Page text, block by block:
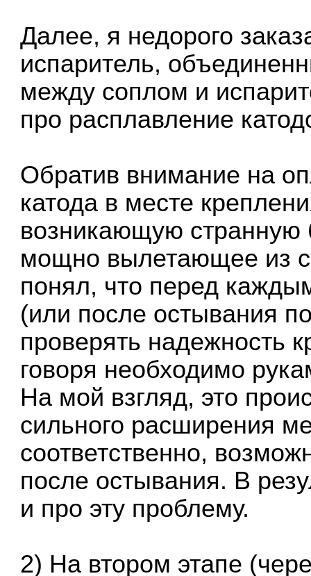
Далее, я недорого
испаритель,
между соплом и
про расплавление
Обратив внимание на
катода в месте
возникающую странную
мощно вылетающее из
понял, что перед
(или после остывания
проверять надежность
говоря необходимо
На мой взгляд, это
сильного расширения
соответственно,
после остывания. В
и про эту проблему.
2) На втором этапе